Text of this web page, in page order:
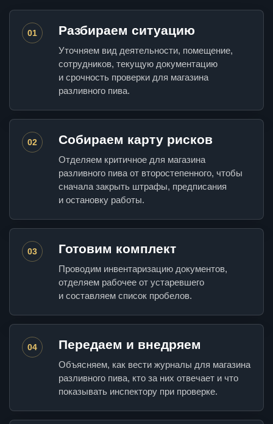
01 Разбираем ситуацию
Уточняем вид деятельности, помещение,
сотрудников, текущую документацию
и срочность проверки для магазина
разливного пива.
02 Собираем карту рисков
Отделяем критичное для магазина
разливного пива от второстепенного, чтобы
сначала закрыть штрафы, предписания
и остановку работы.
03 Готовим комплект
Проводим инвентаризацию документов,
отделяем рабочее от устаревшего
и составляем список пробелов.
04 Передаем и внедряем
Объясняем, как вести журналы для магазина
разливного пива, кто за них отвечает и что
показывать инспектору при проверке.